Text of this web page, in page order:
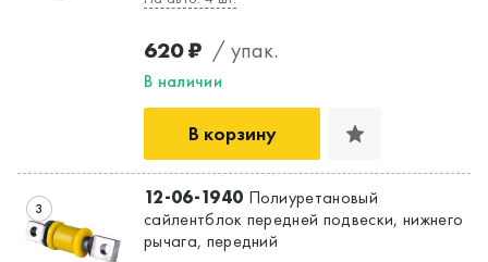
620 ₽ / упак.
В наличии
В корзину
3 12-06-1940 Полиуретановый
сайлентблок передней подвески, нижнего
рычага, передний